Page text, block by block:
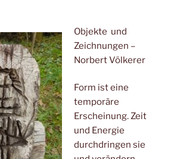
Objekte und
Zeichnungen –
Norbert Völkerer
Form ist eine
temporäre
Erscheinung. Zeit
und Energie
durchdringen sie